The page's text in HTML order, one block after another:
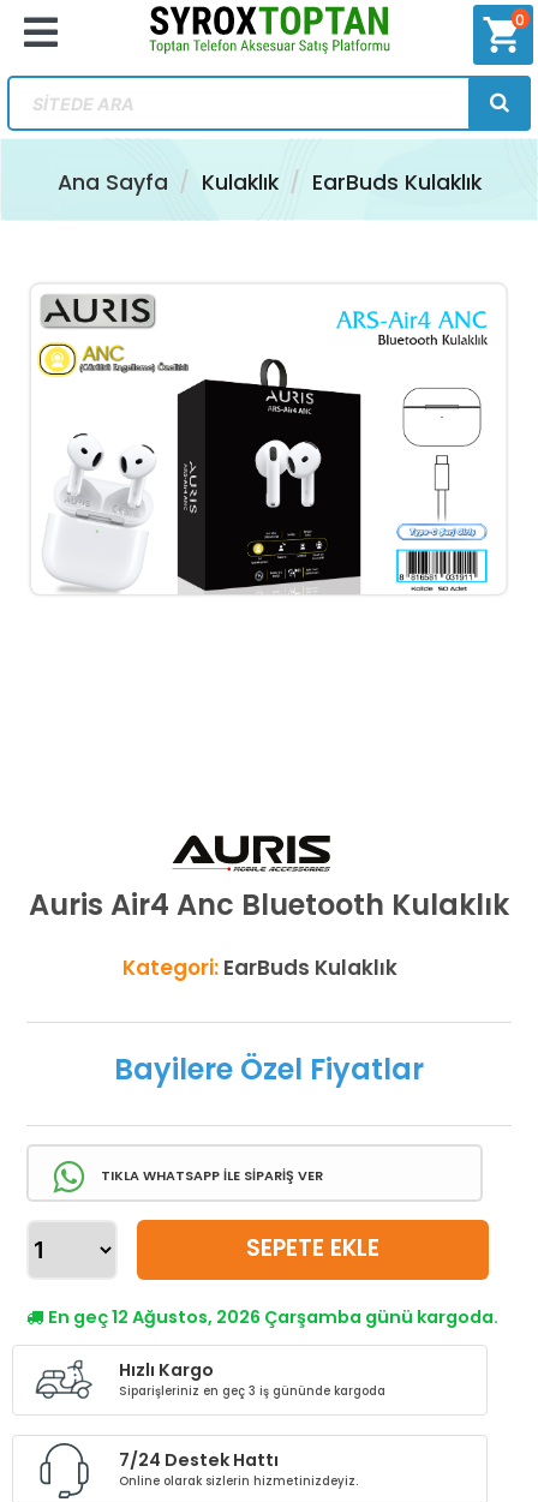
shopping_cart
0
Ana Sayfa Kulaklık EarBuds Kulaklık
Auris Air4 Anc Bluetooth Kulaklık
Kategori: EarBuds Kulaklık
Bayilere Özel Fiyatlar
TIKLA WHATSAPP İLE SİPARİŞ VER
SEPETE EKLE
En geç 12 Ağustos, 2026 Çarşamba günü kargoda.
Hızlı Kargo
Siparişleriniz en geç 3 iş gününde kargoda
7/24 Destek Hattı
Online olarak sizlerin hizmetinizdeyiz.